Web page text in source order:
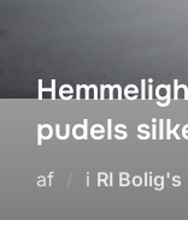
pudels
af i RI